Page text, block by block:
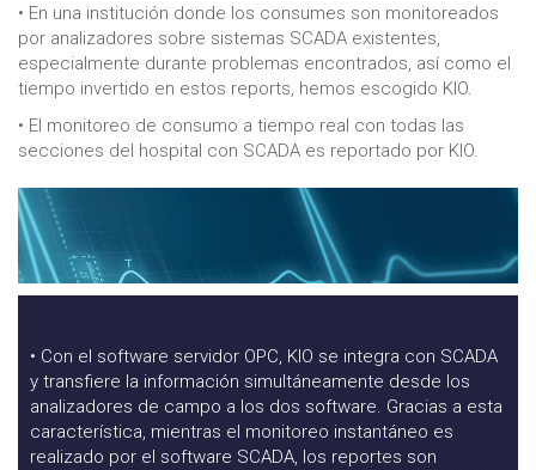
• En una institución donde los consumes son monitoreados
por analizadores sobre sistemas SCADA existentes,
especialmente durante problemas encontrados, así como el
tiempo invertido en estos reports, hemos escogido KIO.
• El monitoreo de consumo a tiempo real con todas las
secciones del hospital con SCADA es reportado por KIO.
• Con el software servidor OPC, KIO se integra con SCADA
y transfiere la información simultáneamente desde los
analizadores de campo a los dos software. Gracias a esta
característica, mientras el monitoreo instantáneo es
realizado por el software SCADA, los reportes son